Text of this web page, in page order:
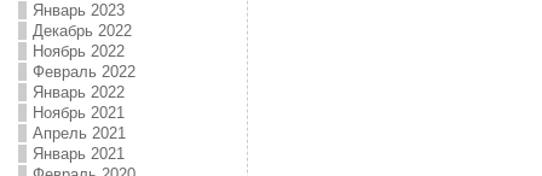
Январь 2023
Декабрь 2022
Ноябрь 2022
Февраль 2022
Январь 2022
Ноябрь 2021
Апрель 2021
Январь 2021